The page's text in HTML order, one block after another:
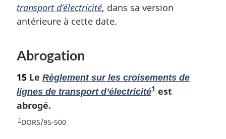
transport d’électricité, dans sa version
antérieure à cette date.
Abrogation
15 Le Règlement sur les croisements de
lignes de transport d’électricitéN
1 est
abrogé.
R
1DORS/95-500